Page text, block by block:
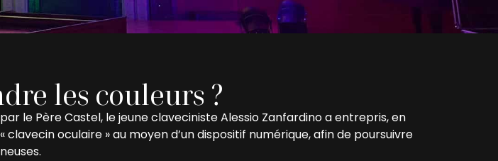
les couleurs ?
le Père Castel, le jeune claveciniste Alessio Zanfardino a entrepris, en
oculaire » au moyen d’un dispositif numérique, afin de poursuivre